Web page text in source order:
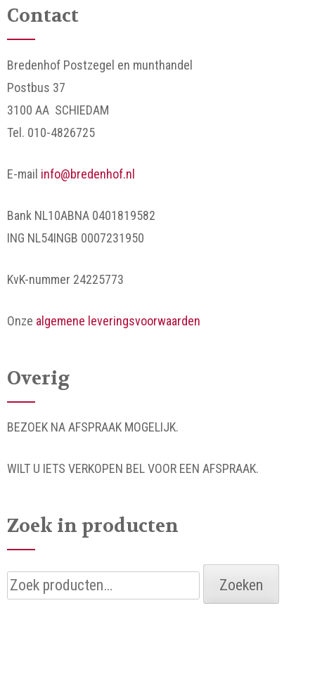
Contact
Bredenhof Postzegel en munthandel
Postbus 37
3100 AA SCHIEDAM
Tel. 010-4826725
E-mail info@bredenhof.nl
Bank NL10ABNA 0401819582
ING NL54INGB 0007231950
KvK-nummer 24225773
Onze algemene leveringsvoorwaarden
Overig
BEZOEK NA AFSPRAAK MOGELIJK.
WILT U IETS VERKOPEN BEL VOOR EEN AFSPRAAK.
Zoek in producten
Zoeken
naar:
Zoeken